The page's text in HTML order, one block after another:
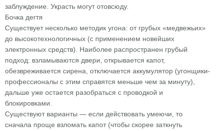
заблуждение. Украсть могут отовсюду.
Бочка дегтя
Существует несколько методик угона: от грубых «медвежьих»
до высокотехнологичных (с применением новейших
электронных средств). Наиболее распространен грубый
подход: взламываются двери, открывается капот,
обезвреживается сирена, отключается аккумулятор (угонщики-
профессионалы с этим справятся меньше чем за минуту),
дальше уже остается разобраться с проводкой и
блокировками.
Существуют варианты — если действовать умеючи, то
сначала проще взломать капот (чтобы скорее заткнуть